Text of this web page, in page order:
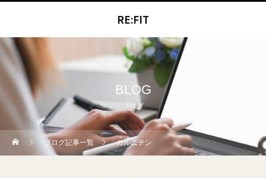
RE:FIT
BLOG
ブログ
ブログ記事一覧 カルニチン